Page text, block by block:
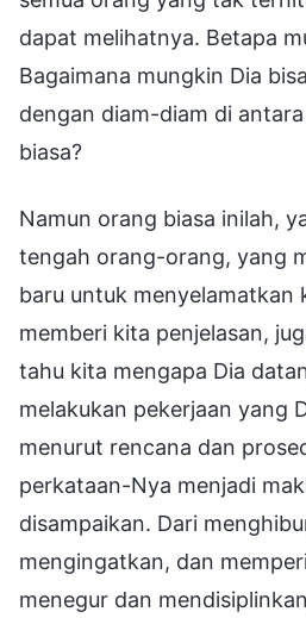
dapat melihatnya. Betapa
Bagaimana mungkin Dia
dengan diam-diam di
biasa?
Namun orang biasa inilah,
tengah orang-orang, yang
baru untuk menyelamatkan
memberi kita penjelasan,
tahu kita mengapa Dia
melakukan pekerjaan yang
menurut rencana dan
perkataan-Nya menjadi
disampaikan. Dari
mengingatkan, dan
menegur dan